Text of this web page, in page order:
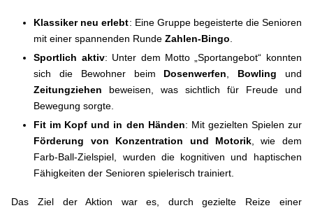
Klassiker neu erlebt: Eine Gruppe begeisterte die Senioren
mit einer spannenden RundeZahlen-Bingo
Sportlich aktiv: Unter dem Motto „Sportangebot“ konnten
sich die Bewohner beim Dosenwerfen Bowling und
Zeitungziehen beweisen, was sichtlich für Freude und
Bewegung sorgte.
Fit im Kopf und in den Händen: Mit gezielten Spielen zur
Förderung von Konzentration und Motorik, wie dem
Farb-Ball-Zielspiel, wurden die kognitiven und haptischen
Fähigkeiten der Senioren spielerisch trainiert.
Das Ziel der Aktion war es, durch gezielte Reize einer